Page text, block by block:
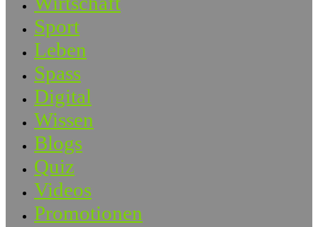
Sport
Leben
Spass
Digital
Wissen
Blogs
Quiz
Videos
Promotionen